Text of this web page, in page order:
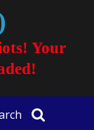
Your